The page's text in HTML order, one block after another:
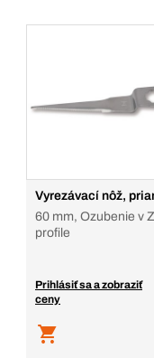
Vyrezávací nôž,
60 mm, Ozubenie v Z
profile
Prihlásiť sa a zobraziť
ceny